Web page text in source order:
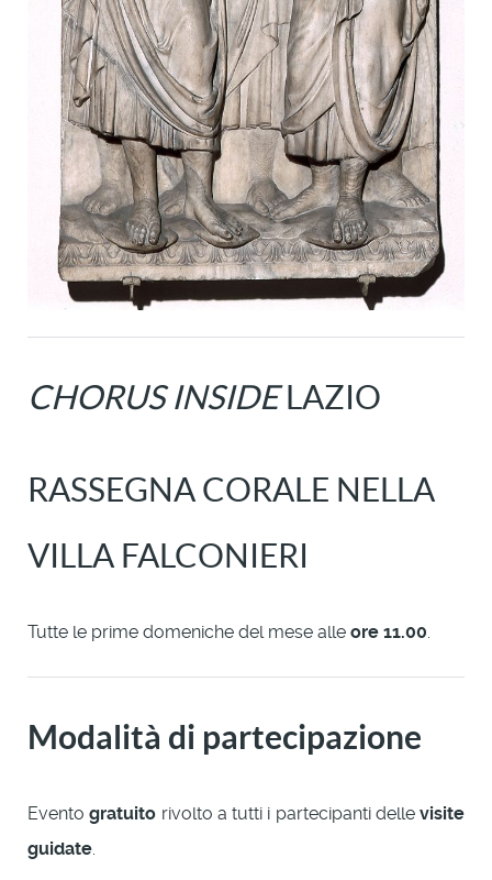
CHORUS INSIDELAZIO
RASSEGNA CORALE NELLA
VILLA FALCONIERI
Tutte le prime domeniche del mese alle ore 11.00.
Modalità di partecipazione
Eventogratuito rivolto a tutti i partecipanti delle visite
guidate.